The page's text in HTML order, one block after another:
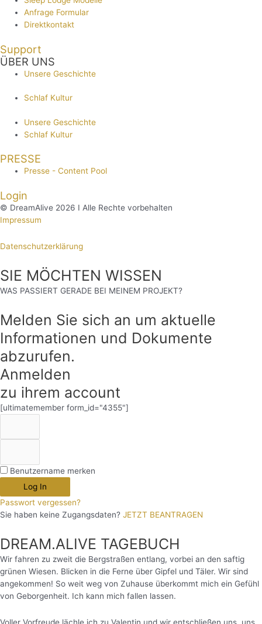
Anfrage Formular
Direktkontakt
Support
ÜBER UNS
Unsere Geschichte
Schlaf Kultur
Unsere Geschichte
Schlaf Kultur
PRESSE
Presse - Content Pool
Login
© DreamAlive 2026 I Alle Rechte vorbehalten
Impressum
Datenschutzerklärung
SIE MÖCHTEN WISSEN
WAS PASSIERT GERADE BEI MEINEM PROJEKT?
Melden Sie sich an um aktuelle
Informationen und Dokumente
abzurufen.
Anmelden
zu ihrem account
[ultimatemember form_id="4355"]
Benutzername merken
Log In
Passwort vergessen?
Sie haben keine Zugangsdaten? JETZT BEANTRAGEN
DREAM.ALIVE TAGEBUCH
Wir fahren zu zweit die Bergstraßen entlang, vorbei an den saftig
grünen Wiesen. Blicken in die Ferne über Gipfel und Täler. Wir sind
angekommen! So weit weg von Zuhause überkommt mich ein Gefühl
von Geborgenheit. Ich kann mich fallen lassen.
Voller Vorfreude lächle ich zu Valentin und wir entschließen uns, uns